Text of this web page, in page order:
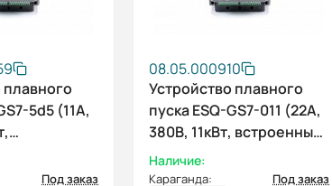
плавного
5d5 (11А,
Под заказ
08.05.000910
Устройство плавного
пуска ESQ-GS7-011 (22А,
380В, 11кВт, встроенный
шунтирующий
контактор)
Наличие:
Караганда: Под заказ